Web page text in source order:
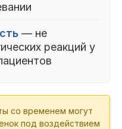
— не
реакций у
со временем могут
под воздействием